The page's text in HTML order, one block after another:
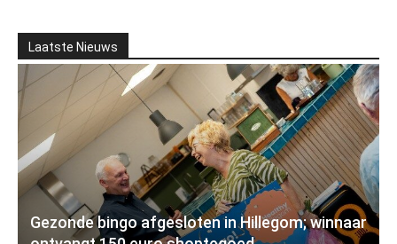
Laatste Nieuws
Gezonde bingo afgesloten in Hillegom; winnaar